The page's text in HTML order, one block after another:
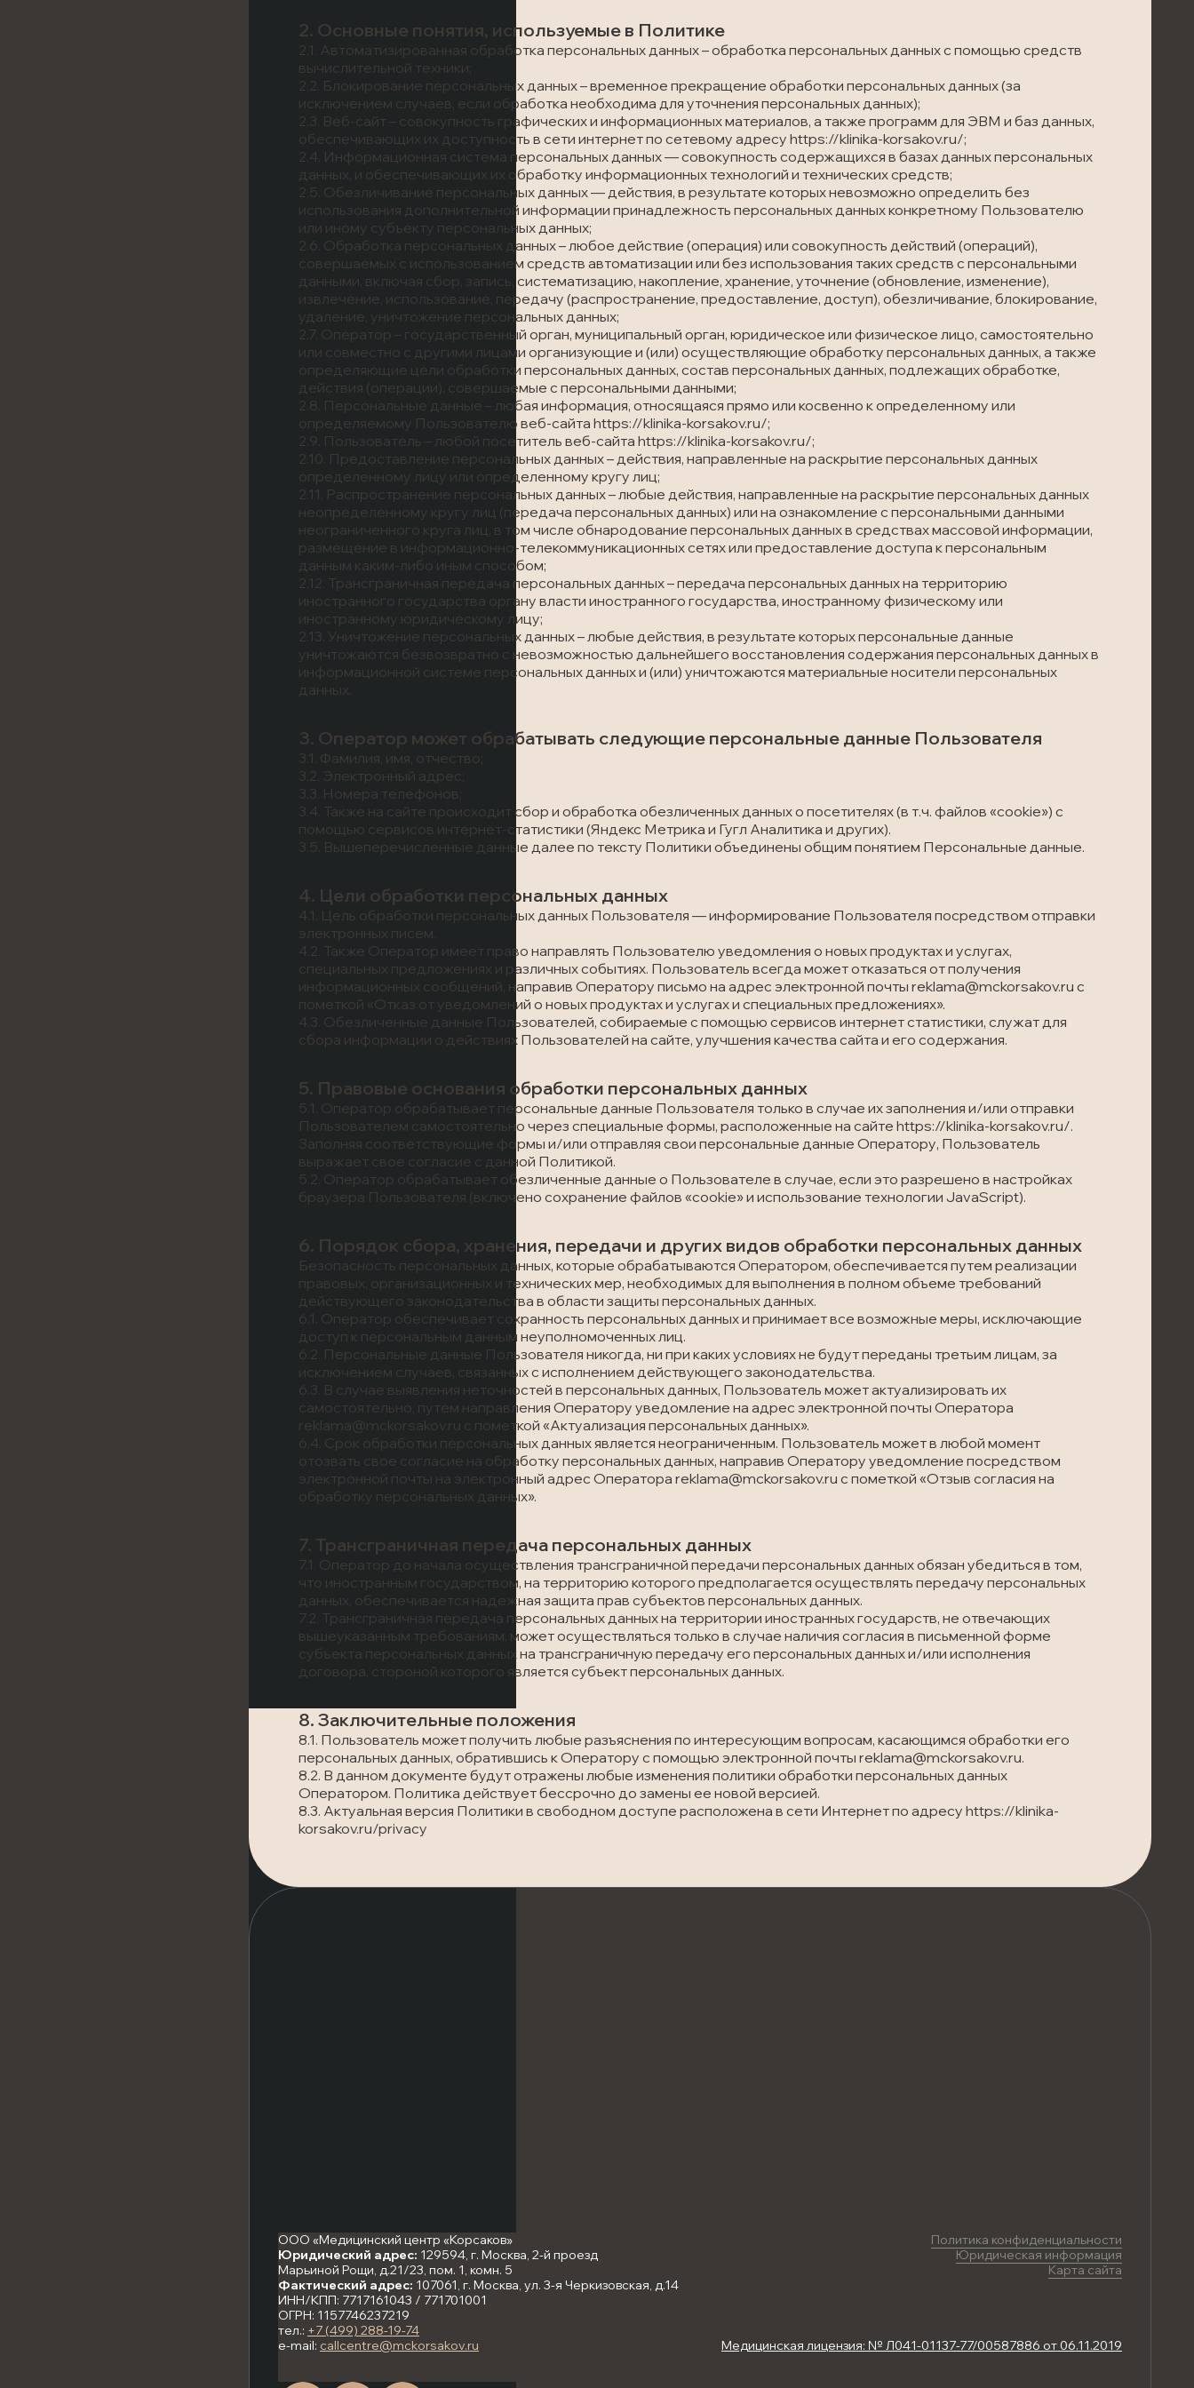
2. Основные понятия, используемые в Политике
2.1. Автоматизированная обработка персональных данных – обработка персональных данных с помощью средств
вычислительной техники;
2.2. Блокирование персональных данных – временное прекращение обработки персональных данных (за
исключением случаев, если обработка необходима для уточнения персональных данных);
2.3. Веб-сайт – совокупность графических и информационных материалов, а также программ для ЭВМ и баз данных,
обеспечивающих их доступность в сети интернет по сетевому адресу https://klinika-korsakov.ru/;
2.4. Информационная система персональных данных — совокупность содержащихся в базах данных персональных
данных, и обеспечивающих их обработку информационных технологий и технических средств;
2.5. Обезличивание персональных данных — действия, в результате которых невозможно определить без
использования дополнительной информации принадлежность персональных данных конкретному Пользователю
или иному субъекту персональных данных;
2.6. Обработка персональных данных – любое действие (операция) или совокупность действий (операций),
совершаемых с использованием средств автоматизации или без использования таких средств с персональными
данными, включая сбор, запись, систематизацию, накопление, хранение, уточнение (обновление, изменение),
извлечение, использование, передачу (распространение, предоставление, доступ), обезличивание, блокирование,
удаление, уничтожение персональных данных;
2.7. Оператор – государственный орган, муниципальный орган, юридическое или физическое лицо, самостоятельно
или совместно с другими лицами организующие и (или) осуществляющие обработку персональных данных, а также
определяющие цели обработки персональных данных, состав персональных данных, подлежащих обработке,
действия (операции), совершаемые с персональными данными;
2.8. Персональные данные – любая информация, относящаяся прямо или косвенно к определенному или
определяемому Пользователю веб-сайта https://klinika-korsakov.ru/;
2.9. Пользователь – любой посетитель веб-сайта https://klinika-korsakov.ru/;
2.10. Предоставление персональных данных – действия, направленные на раскрытие персональных данных
определенному лицу или определенному кругу лиц;
2.11. Распространение персональных данных – любые действия, направленные на раскрытие персональных данных
неопределенному кругу лиц (передача персональных данных) или на ознакомление с персональными данными
неограниченного круга лиц, в том числе обнародование персональных данных в средствах массовой информации,
размещение в информационно-телекоммуникационных сетях или предоставление доступа к персональным
данным каким-либо иным способом;
2.12. Трансграничная передача персональных данных – передача персональных данных на территорию
иностранного государства органу власти иностранного государства, иностранному физическому или
иностранному юридическому лицу;
2.13. Уничтожение персональных данных – любые действия, в результате которых персональные данные
уничтожаются безвозвратно с невозможностью дальнейшего восстановления содержания персональных данных в
информационной системе персональных данных и (или) уничтожаются материальные носители персональных
данных.
3. Оператор может обрабатывать следующие персональные данные Пользователя
3.1. Фамилия, имя, отчество;
3.2. Электронный адрес;
3.3. Номера телефонов;
3.4. Также на сайте происходит сбор и обработка обезличенных данных о посетителях (в т.ч. файлов «cookie») с
помощью сервисов интернет-статистики (Яндекс Метрика и Гугл Аналитика и других).
3.5. Вышеперечисленные данные далее по тексту Политики объединены общим понятием Персональные данные.
4. Цели обработки персональных данных
4.1. Цель обработки персональных данных Пользователя — информирование Пользователя посредством отправки
электронных писем.
4.2. Также Оператор имеет право направлять Пользователю уведомления о новых продуктах и услугах,
специальных предложениях и различных событиях. Пользователь всегда может отказаться от получения
информационных сообщений, направив Оператору письмо на адрес электронной почты reklama@mckorsakov.ru с
пометкой «Отказ от уведомлений о новых продуктах и услугах и специальных предложениях».
4.3. Обезличенные данные Пользователей, собираемые с помощью сервисов интернет статистики, служат для
сбора информации о действиях Пользователей на сайте, улучшения качества сайта и его содержания.
5. Правовые основания обработки персональных данных
5.1. Оператор обрабатывает персональные данные Пользователя только в случае их заполнения и/или отправки
Пользователем самостоятельно через специальные формы, расположенные на сайте https://klinika-korsakov.ru/.
Заполняя соответствующие формы и/или отправляя свои персональные данные Оператору, Пользователь
выражает свое согласие с данной Политикой.
5.2. Оператор обрабатывает обезличенные данные о Пользователе в случае, если это разрешено в настройках
браузера Пользователя (включено сохранение файлов «cookie» и использование технологии JavaScript).
6. Порядок сбора, хранения, передачи и других видов обработки персональных данных
Безопасность персональных данных, которые обрабатываются Оператором, обеспечивается путем реализации
правовых, организационных и технических мер, необходимых для выполнения в полном объеме требований
действующего законодательства в области защиты персональных данных.
6.1. Оператор обеспечивает сохранность персональных данных и принимает все возможные меры, исключающие
доступ к персональным данным неуполномоченных лиц.
6.2. Персональные данные Пользователя никогда, ни при каких условиях не будут переданы третьим лицам, за
исключением случаев, связанных с исполнением действующего законодательства.
6.3. В случае выявления неточностей в персональных данных, Пользователь может актуализировать их
самостоятельно, путем направления Оператору уведомление на адрес электронной почты Оператора
reklama@mckorsakov.ru с пометкой «Актуализация персональных данных».
6.4. Срок обработки персональных данных является неограниченным. Пользователь может в любой момент
отозвать свое согласие на обработку персональных данных, направив Оператору уведомление посредством
электронной почты на электронный адрес Оператора reklama@mckorsakov.ru с пометкой «Отзыв согласия на
обработку персональных данных».
7. Трансграничная передача персональных данных
7.1. Оператор до начала осуществления трансграничной передачи персональных данных обязан убедиться в том,
что иностранным государством, на территорию которого предполагается осуществлять передачу персональных
данных, обеспечивается надежная защита прав субъектов персональных данных.
7.2. Трансграничная передача персональных данных на территории иностранных государств, не отвечающих
вышеуказанным требованиям, может осуществляться только в случае наличия согласия в письменной форме
субъекта персональных данных на трансграничную передачу его персональных данных и/или исполнения
договора, стороной которого является субъект персональных данных.
8. Заключительные положения
8.1. Пользователь может получить любые разъяснения по интересующим вопросам, касающимся обработки его
персональных данных, обратившись к Оператору с помощью электронной почты reklama@mckorsakov.ru.
8.2. В данном документе будут отражены любые изменения политики обработки персональных данных
Оператором. Политика действует бессрочно до замены ее новой версией.
8.3. Актуальная версия Политики в свободном доступе расположена в сети Интернет по адресу https://klinika-
korsakov.ru/privacy
ООО «Медицинский центр «Корсаков»
Юридический адрес: 129594, г. Москва, 2-й проезд
Марьиной Рощи, д.21/23, пом. 1, комн. 5
Фактический адрес: 107061, г. Москва, ул. 3-я Черкизовская, д.14
ИНН/КПП: 7717161043 / 771701001
ОГРН: 1157746237219
тел.: +7 (499) 288-19-74
e-mail: callcentre@mckorsakov.ru
Политика конфиденциальности
Юридическая информация
Карта сайта
Медицинская лицензия: № Л041-01137-77/00587886 от 06.11.2019